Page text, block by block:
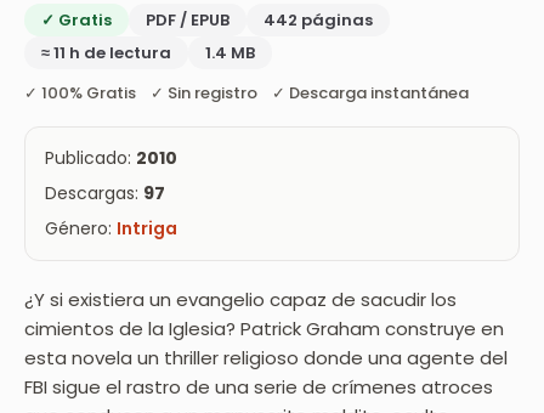
✓ Gratis PDF / EPUB
442 páginas
≈ 11 h de lectura
1.4 MB
✓ 100% Gratis ✓ Sin registro ✓ Descarga instantánea
Publicado: 2010
Descargas: 97
Género: Intriga
¿Y si existiera un evangelio capaz de sacudir los
cimientos de la Iglesia? Patrick Graham construye en
esta novela un thriller religioso donde una agente del
FBI sigue el rastro de una serie de crímenes atroces